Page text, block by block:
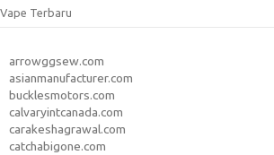
Vape Terbaru
arrowggsew.com
asianmanufacturer.com
bucklesmotors.com
calvaryintcanada.com
carakeshagrawal.com
catchabigone.com